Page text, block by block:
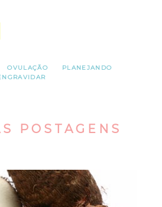
OVULAÇÃO
PLANEJANDO
POSTAGENS